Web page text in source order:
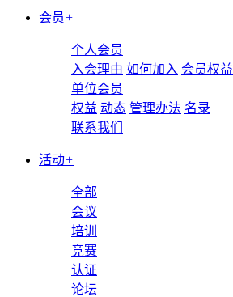
会员+
个人会员
入会理由 如何加入 会员权益
单位会员
权益 动态 管理办法 名录
联系我们
活动+
全部
会议
培训
竞赛
认证
论坛